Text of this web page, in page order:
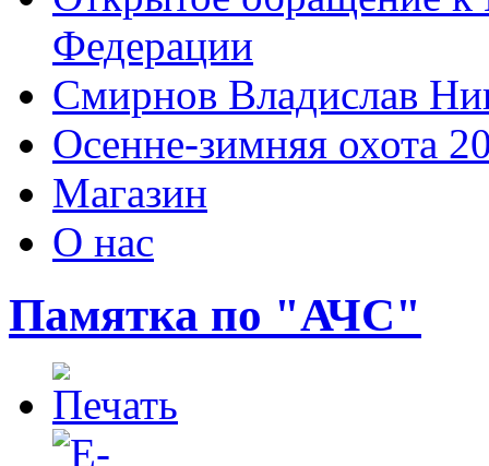
Федерации
Смирнов Владислав
Осенне-зимняя охота
Магазин
О нас
Памятка по "АЧС"